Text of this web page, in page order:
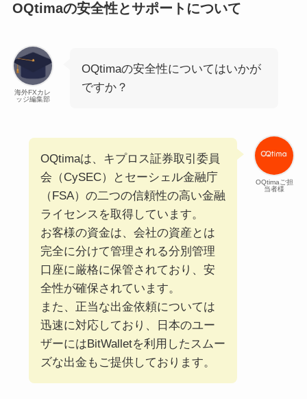
OQtimaの安全性とサポートについて
海外FXカレ
ッジ編集部
OQtimaの安全性についてはいかが
ですか？
OQtimaご担
当者様
OQtimaは、キプロス証券取引委員
会（CySEC）とセーシェル金融庁
（FSA）の二つの信頼性の高い金融
ライセンスを取得しています。
お客様の資金は、会社の資産とは
完全に分けて管理される分別管理
口座に厳格に保管されており、安
全性が確保されています。
また、正当な出金依頼については
迅速に対応しており、日本のユー
ザーにはBitWalletを利用したスムー
ズな出金もご提供しております。